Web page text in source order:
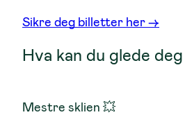
Sikre deg billetter her ->
Hva kan du glede
Mestre sklien 💥